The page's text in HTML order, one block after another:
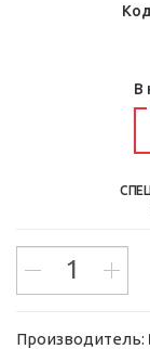
В
Производитель: